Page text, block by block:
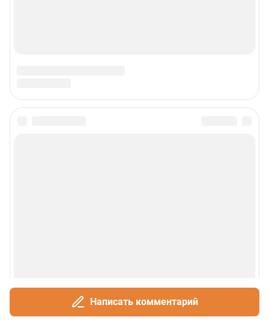
Написать комментарий